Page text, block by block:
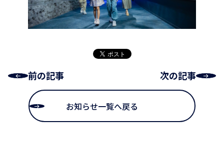
前の記事 次の記事
お知らせ一覧へ戻る